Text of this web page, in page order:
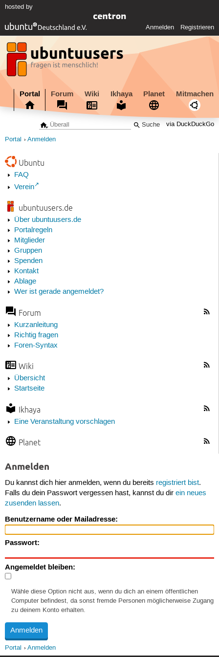
hosted by
Anmelden Registrieren
Portal Forum Wiki Ikhaya Planet Mitmachen
via DuckDuckGo
Portal Anmelden
Ubuntu
FAQ
Verein
ubuntuusers.de
Über ubuntuusers.de
Portalregeln
Mitglieder
Gruppen
Spenden
Kontakt
Ablage
Wer ist gerade angemeldet?
Forum
Kurzanleitung
Richtig fragen
Foren-Syntax
Wiki
Übersicht
Startseite
Ikhaya
Eine Veranstaltung vorschlagen
Planet
Anmelden
Du kannst dich hier anmelden, wenn du bereits registriert bist.
Falls du dein Passwort vergessen hast, kannst du dir ein neues
zusenden lassen.
Benutzername oder Mailadresse:
Passwort:
Angemeldet bleiben:
Wähle diese Option nicht aus, wenn du dich an einem öffentlichen
Computer befindest, da sonst fremde Personen möglicherweise Zugang
zu deinem Konto erhalten.
Portal Anmelden